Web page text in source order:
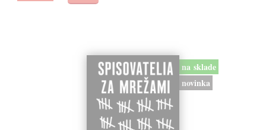
na sklade
novinka